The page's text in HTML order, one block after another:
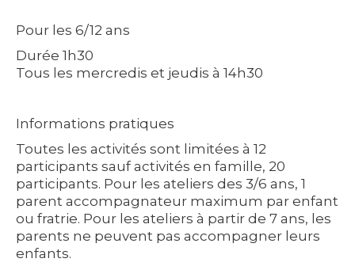
Pour les 6/12 ans
Durée 1h30
Tous les mercredis et jeudis à 14h30
Informations pratiques
Toutes les activités sont limitées à 12
participants sauf activités en famille, 20
participants. Pour les ateliers des 3/6 ans, 1
parent accompagnateur maximum par enfant
ou fratrie. Pour les ateliers à partir de 7 ans, les
parents ne peuvent pas accompagner leurs
enfants.